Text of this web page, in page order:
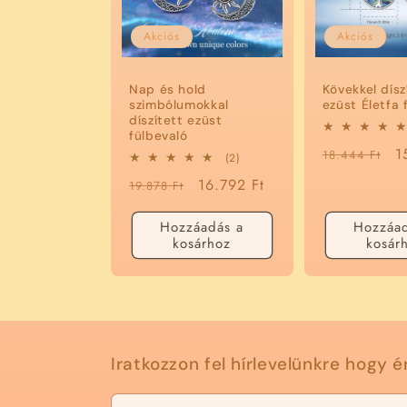
Akciós
Nap és hold
szimbólumokkal
díszített ezüst
fülbevaló
(2)
értékelés
Normál
ár
19.878 Ft
Akciós
ár
16.792 Ft
Hozzáadás a
kosárhoz
Akciós
Kövekkel
ezüst Életfa
Normál
18.444 Ft
Iratkozzon fel hírlevelünkre hogy